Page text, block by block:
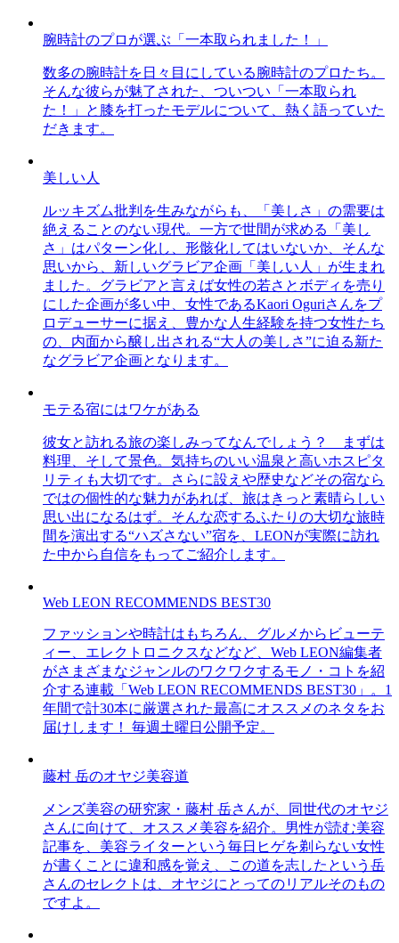
腕時計のプロが選ぶ「一本取られました！」
数多の腕時計を日々目にしている腕時計のプロたち。
そんな彼らが魅了された、ついつい「一本取られ
た！」と膝を打ったモデルについて、熱く語っていた
だきます。
美しい人
ルッキズム批判を生みながらも、「美しさ」の需要は
絶えることのない現代。一方で世間が求める「美し
さ」はパターン化し、形骸化してはいないか、そんな
思いから、新しいグラビア企画「美しい人」が生まれ
ました。グラビアと言えば女性の若さとボディを売り
にした企画が多い中、女性であるKaori Oguriさんをプ
ロデューサーに据え、豊かな人生経験を持つ女性たち
の、内面から醸し出される“大人の美しさ”に迫る新た
なグラビア企画となります。
モテる宿にはワケがある
彼女と訪れる旅の楽しみってなんでしょう？ まずは
料理、そして景色。気持ちのいい温泉と高いホスピタ
リティも大切です。さらに設えや歴史などその宿なら
ではの個性的な魅力があれば、旅はきっと素晴らしい
思い出になるはず。そんな恋するふたりの大切な旅時
間を演出する“ハズさない”宿を、LEONが実際に訪れ
た中から自信をもってご紹介します。
Web LEON RECOMMENDS BEST30
ファッションや時計はもちろん、グルメからビューテ
ィー、エレクトロニクスなどなど、Web LEON編集者
がさまざまなジャンルのワクワクするモノ・コトを紹
介する連載「Web LEON RECOMMENDS BEST30」。1
年間で計30本に厳選された最高にオススメのネタをお
届けします！ 毎週土曜日公開予定。
藤村 岳のオヤジ美容道
メンズ美容の研究家・藤村 岳さんが、同世代のオヤジ
さんに向けて、オススメ美容を紹介。男性が読む美容
記事を、美容ライターという毎日ヒゲを剃らない女性
が書くことに違和感を覚え、この道を志したという岳
さんのセレクトは、オヤジにとってのリアルそのもの
ですよ。